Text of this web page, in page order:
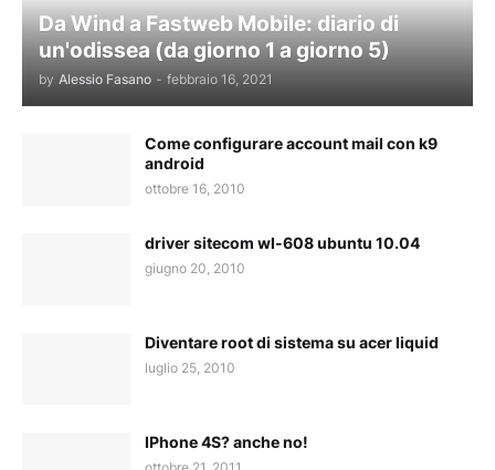
Da Wind a Fastweb Mobile: diario di
un'odissea (da giorno 1 a giorno 5)
by Alessio Fasano - febbraio 16, 2021
Come configurare account mail con k9
android
ottobre 16, 2010
driver sitecom wl-608 ubuntu 10.04
giugno 20, 2010
Diventare root di sistema su acer liquid
luglio 25, 2010
IPhone 4S? anche no!